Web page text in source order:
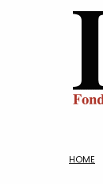
HOME